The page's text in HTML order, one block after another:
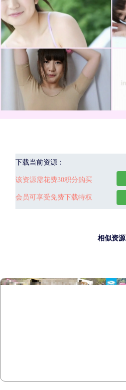
下载当前资源：
该资源需花费30积分购买
会员可享受免费下载特权
相似资源